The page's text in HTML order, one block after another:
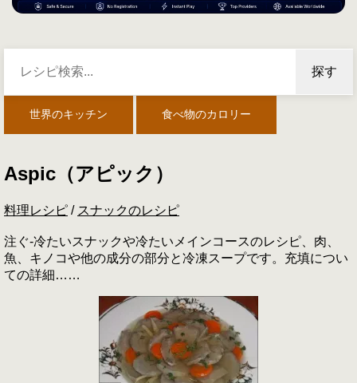
探す
世界のキッチン 食べ物のカロリー
Aspic（アピック）
料理レシピ / スナックのレシピ
注ぐ-冷たいスナックや冷たいメインコースのレシピ、肉、
魚、キノコや他の成分の部分と冷凍スープです。充填につい
ての詳細……